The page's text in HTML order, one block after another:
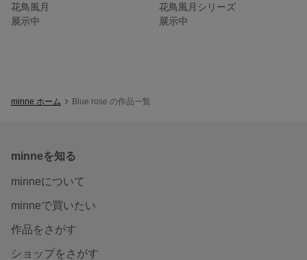
花鳥風月
展示中
花鳥風月シリーズ
展示中
minne ホーム Blue rose の作品一覧
minneを知る
minneについて
minneで買いたい
作品をさがす
ショップをさがす